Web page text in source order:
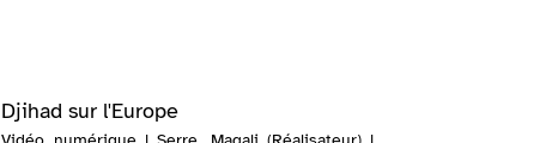
Djihad sur l'Europe